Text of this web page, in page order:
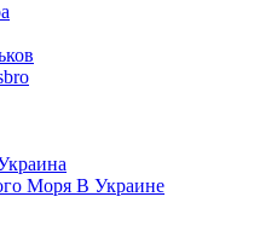
Моря В Украине